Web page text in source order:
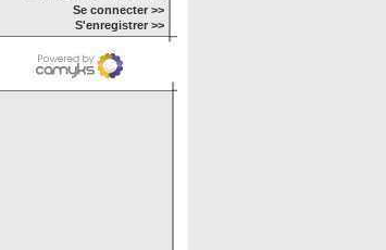
Se connecter >>
S'enregistrer >>